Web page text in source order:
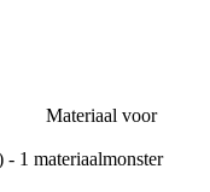
Materiaal voor
- 1 materiaalmonster